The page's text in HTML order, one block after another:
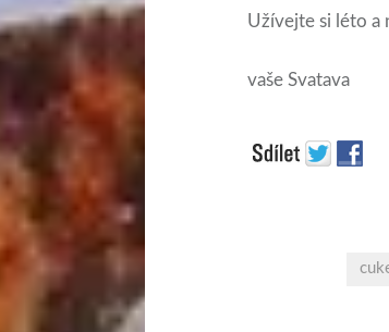
Užívejte si léto a
vaše Svatava